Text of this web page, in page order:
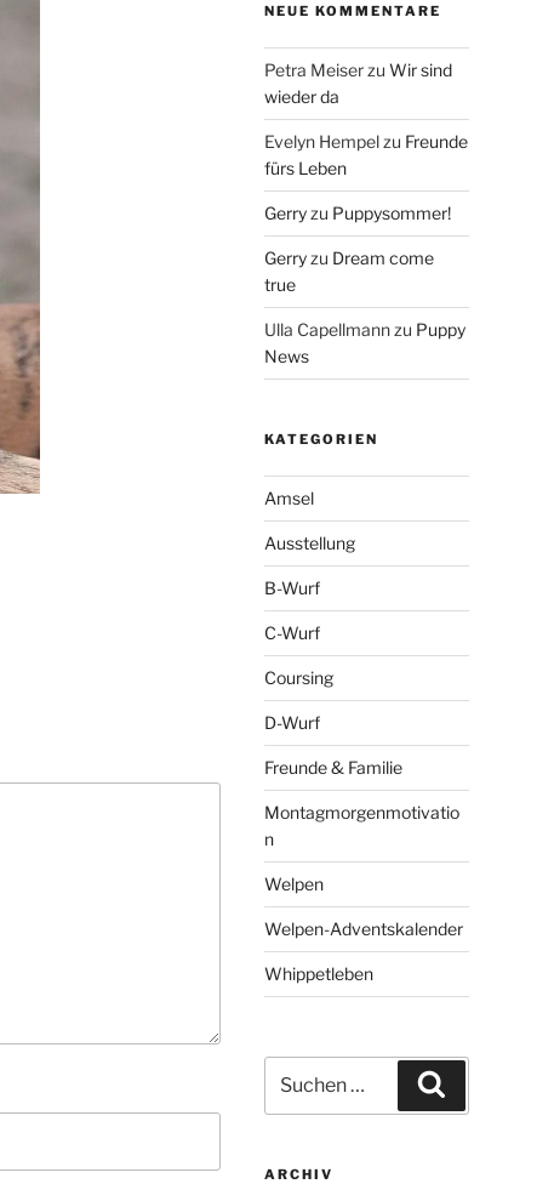
NEUE KOMMENTARE
Petra Meiser zuWir sind
wieder da
Evelyn Hempel zu Freunde
fürs Leben
Gerry zu Puppysommer!
Gerry zu Dream come
true
Ulla Capellmann zu Puppy
News
KATEGORIEN
Amsel
Ausstellung
B-Wurf
C-Wurf
Coursing
D-Wurf
Freunde & Familie
Montagmorgenmotivatio
n
Welpen
Welpen-Adventskalender
Whippetleben
nach:
ARCHIV